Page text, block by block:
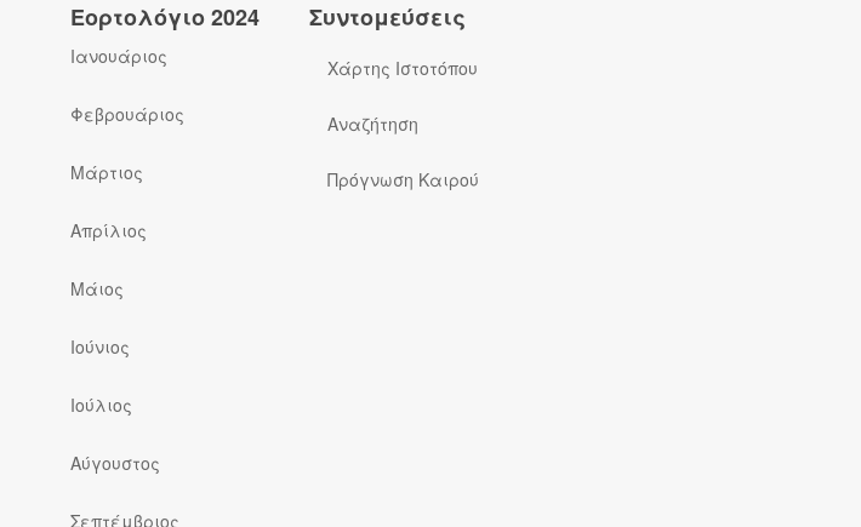
Εορτολόγιο 2024
Ιανουάριος
Φεβρουάριος
Μάρτιος
Απρίλιος
Μάιος
Ιούνιος
Ιούλιος
Αύγουστος
Σεπτέμβριος
Συντομεύσεις
Χάρτης Ιστοτόπου
Αναζήτηση
Πρόγνωση Καιρού